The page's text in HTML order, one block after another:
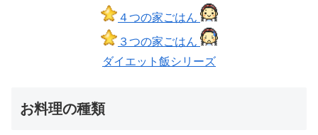
４つの家ごはん
３つの家ごはん
ダイエット飯シリーズ
お料理の種類